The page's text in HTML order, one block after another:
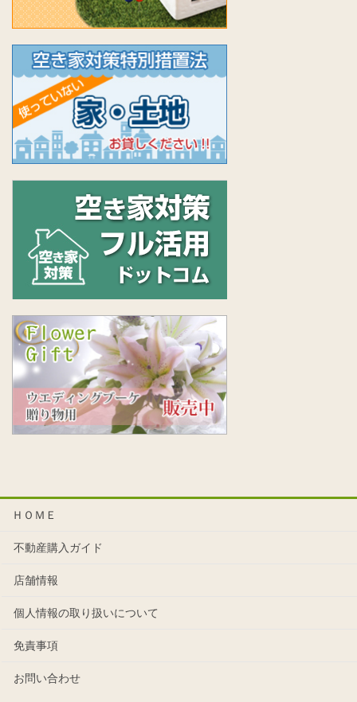
ＨＯＭＥ
不動産購入ガイド
店舗情報
個人情報の取り扱いについて
免責事項
お問い合わせ